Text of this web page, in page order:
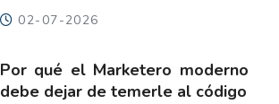
02-07-2026
Por qué el Marketero moderno
debe dejar de temerle al código